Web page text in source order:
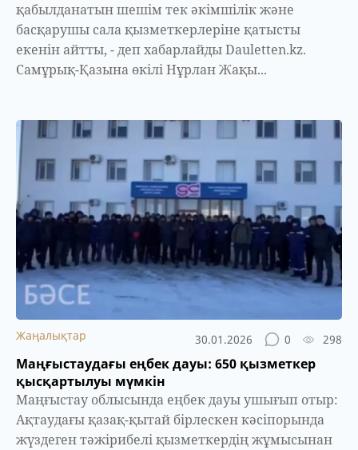
қабылданатын шешім тек әкімшілік және
басқарушы сала қызметкерлеріне қатысты
екенін айтты, - деп хабарлайды Dauletten.kz.
Самұрық-Қазына өкілі Нұрлан Жақы...
Жаңалықтар 30.01.2026 0 298
Маңғыстаудағы еңбек дауы: 650 қызметкер
қысқартылуы мүмкін
Маңғыстау облысында еңбек дауы ушығып отыр:
Ақтаудағы қазақ-қытай бірлескен кәсіпорында
жүздеген тәжірибелі қызметкердің жұмысынан